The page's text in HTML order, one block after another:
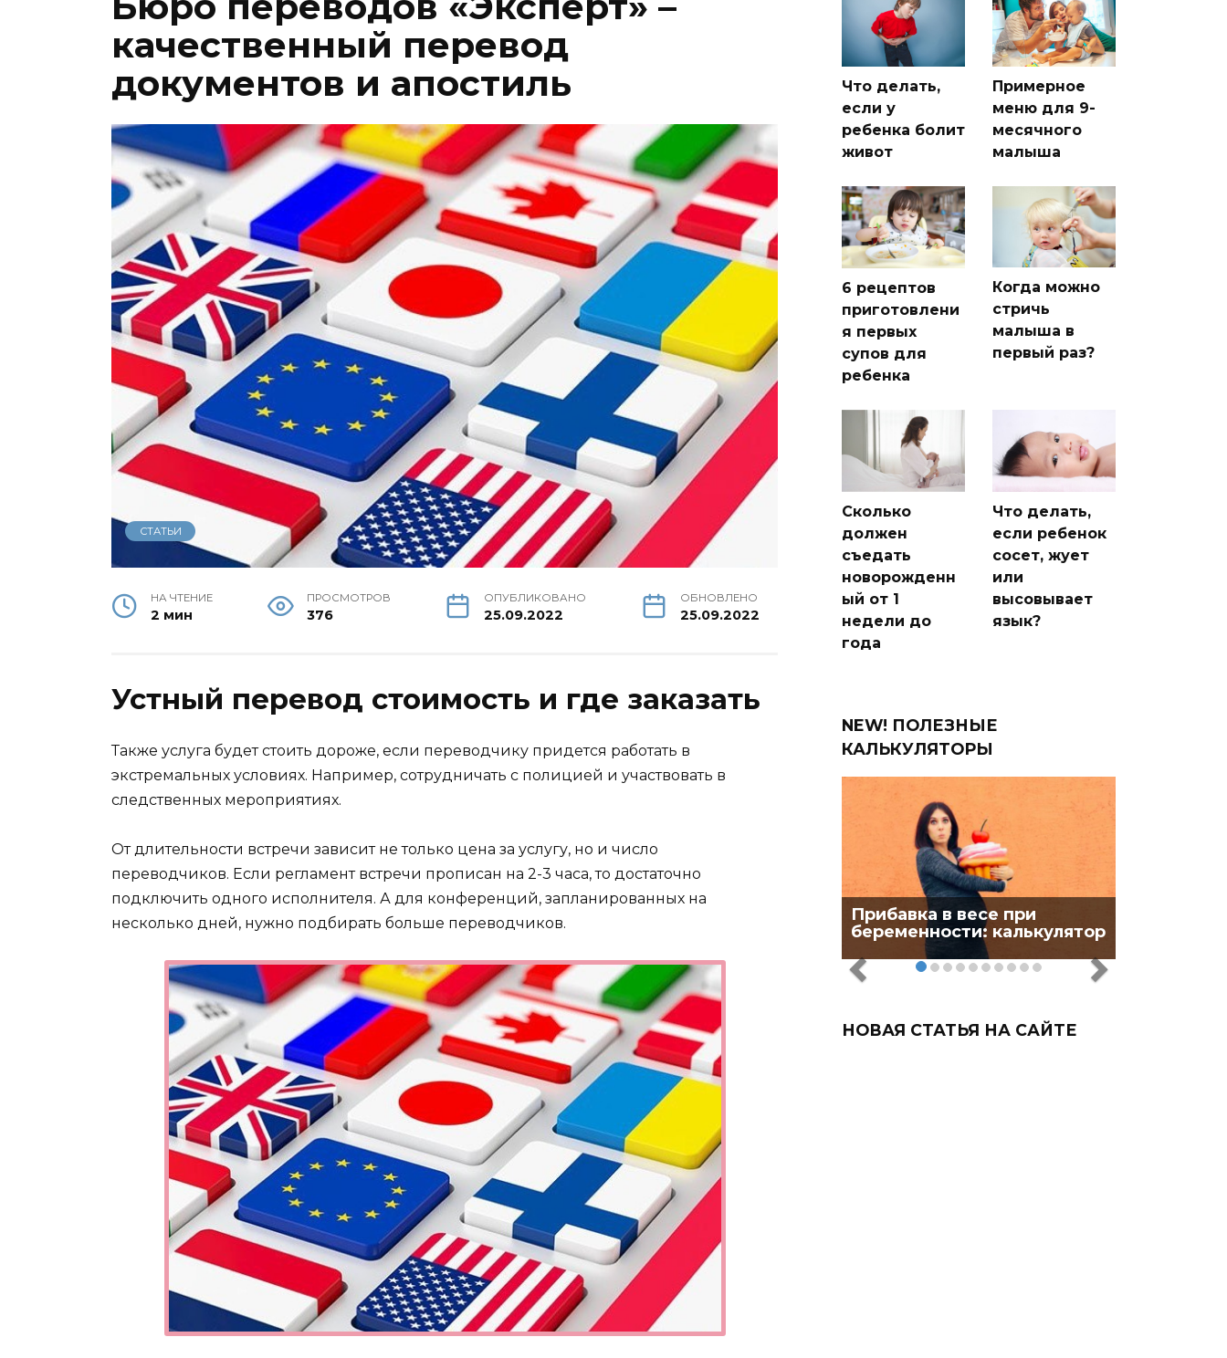
качественный перевод
документов и апостиль
СТАТЬИ
НА ЧТЕНИЕ
2 мин
ПРОСМОТРОВ
376
ОПУБЛИКОВАНО
25.09.2022
ОБНОВЛЕНО
25.09.2022
Устный перевод стоимость и где заказать
Также услуга будет стоить дороже, если переводчику придется работать в
экстремальных условиях. Например, сотрудничать с полицией и участвовать в
следственных мероприятиях.
От длительности встречи зависит не только цена за услугу, но и число
переводчиков. Если регламент встречи прописан на 2-3 часа, то достаточно
подключить одного исполнителя. А для конференций, запланированных на
несколько дней, нужно подбирать больше переводчиков.
Что делать,
если у
ребенка болит
живот
Примерное
меню для 9-
месячного
малыша
6 рецептов
приготовлени
я первых
супов для
ребенка
Когда можно
стричь
малыша в
первый раз?
Сколько
должен
съедать
новорожденн
ый от 1
недели до
года
Что делать,
если ребенок
сосет, жует
или
высовывает
язык?
NEW! ПОЛЕЗНЫЕ
КАЛЬКУЛЯТОРЫ
Прибавка в весе при
беременности: калькулятор
НОВАЯ СТАТЬЯ НА САЙТЕ